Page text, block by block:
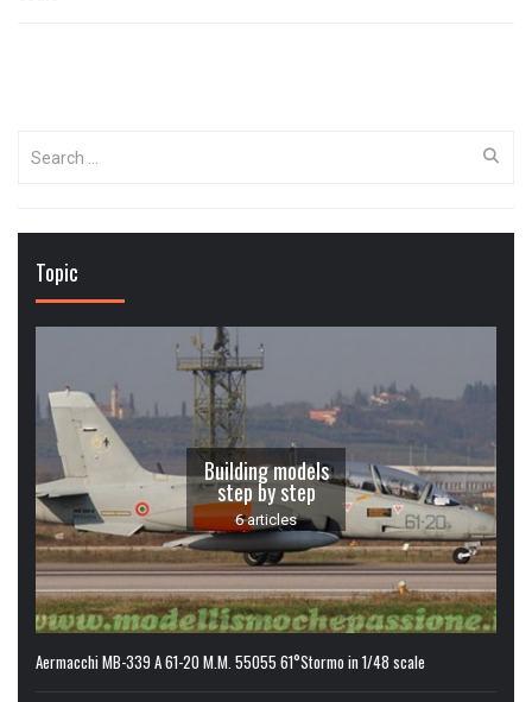
for:
Topic
Building models
step by step
6 articles
Aermacchi MB-339 A 61-20 M.M. 55055 61°Stormo in 1/48 scale